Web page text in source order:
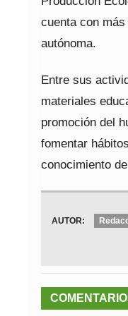
cuenta con
autónoma.
Entre sus
materiales
promoción del
fomentar
conocimiento
AUTOR: